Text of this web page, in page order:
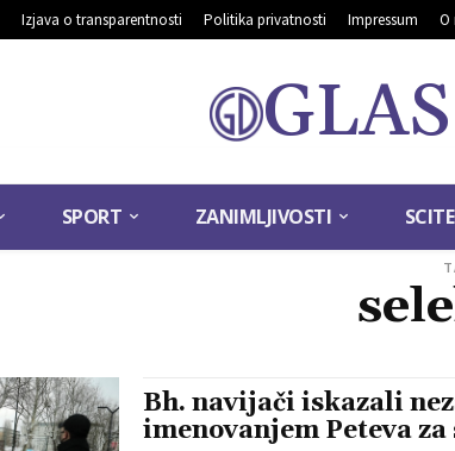
Izjava o transparentnosti Politika privatnosti Impressum O
SPORT ZANIMLJIVOSTI
Bh. navijači iskazali
imenovanjem Peteva